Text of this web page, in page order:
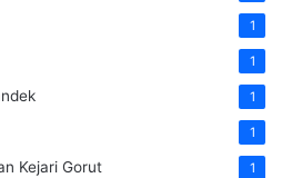
1
1
1
1
Kejari Gorut 1